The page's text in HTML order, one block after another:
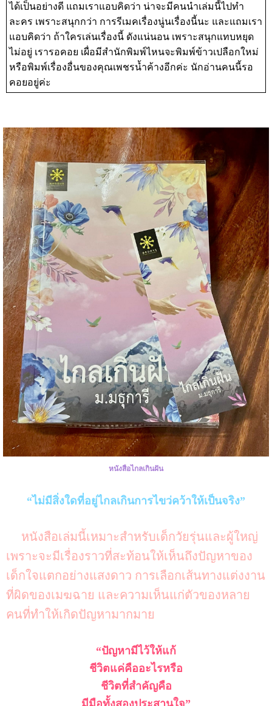
ได้เป็นอย่างดี แถมเราแอบคิดว่า น่าจะมีคนนำเล่มนี้ไปทำ
ละคร เพราะสนุกกว่า การรีเมคเรื่องนู่นเรื่องนี้นะ และแถมเรา
แอบคิดว่า ถ้าใครเล่นเรื่องนี้ ดังแน่นอน เพราะสนุกแทบหยุด
ไม่อยู่ เรารอคอย เผื่อมีสำนักพิมพ์ไหนจะพิมพ์ข้าวเปลือกใหม่
หรือพิมพ์เรื่องอื่นของคุณเพชรน้ำค้างอีกค่ะ นักอ่านคนนี้รอ
คอยอยู่ค่ะ
หนังสือไกลเกินฝัน
“ไม่มีสิ่งใดที่อยู่ไกลเกินการไขว่คว้าให้เป็นจริง”
หนังสือเล่มนี้เหมาะสำหรับเด็กวัยรุ่นและผู้ใหญ่
เพราะจะมีเรื่องราวที่สะท้อนให้เห็นถึงปัญหาของ
เด็กใจแตกอย่างแสงดาว การเลือกเส้นทางแต่งงาน
ที่ผิดของเมฆฉาย และความเห็นแก่ตัวของหลาย
คนที่ทำให้เกิดปัญหามากมาย
“ปัญหามีไว้ให้แก้
ชีวิตแค่คืออะไรหรือ
ชีวิตที่สำคัญคือ
มีมือทั้งสองประสานใจ”